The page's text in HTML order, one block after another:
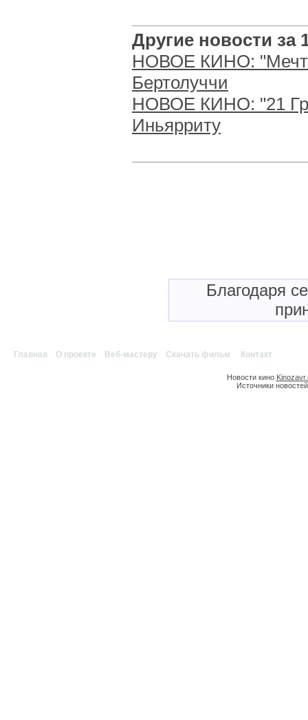
Другие новости за
НОВОЕ КИНО:
Бертолуччи
НОВОЕ КИНО: "21
Иньярриту
Благодаря
Главная О проекте Веб-мастеру Скачать фильм Контакт
Новости кино
Источники